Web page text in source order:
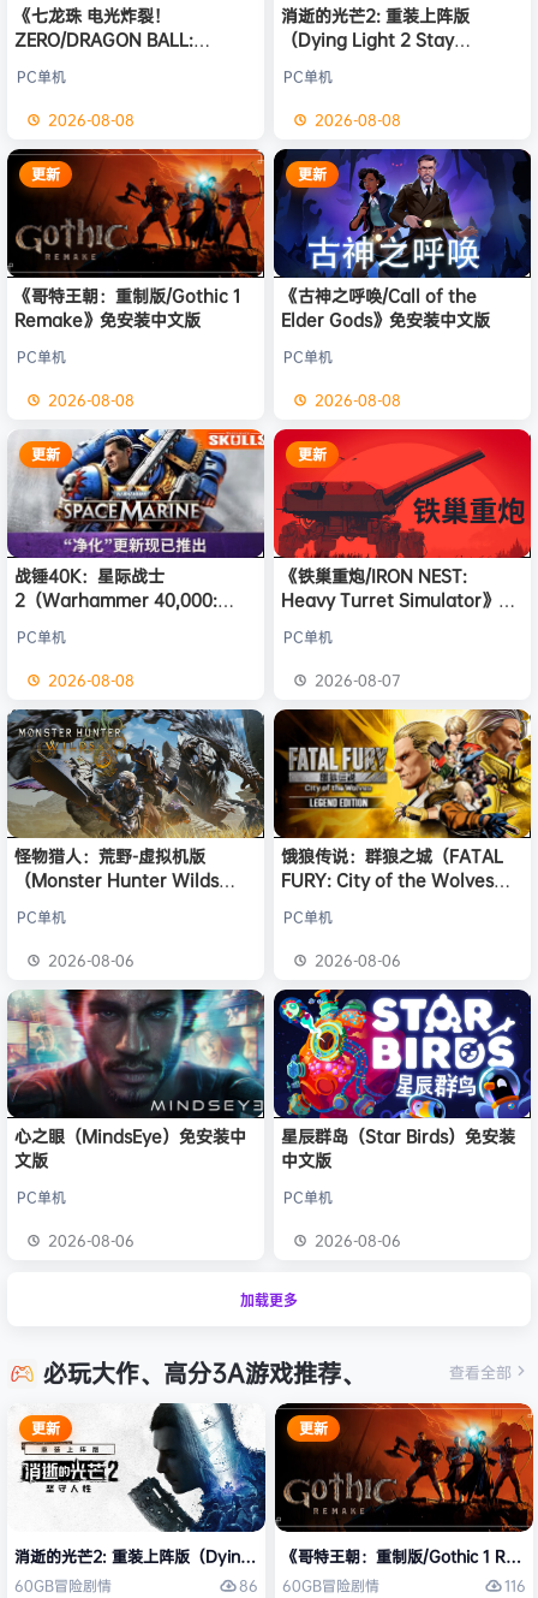
《七龙珠 电光炸裂！
ZERO/DRAGON BALL:
版
PC单机
2026-08-08
消逝的光芒2: 重装上阵版
（Dying Light 2 Stay
免安装中文版
PC单机
2026-08-08
更新
《哥特王朝：重制版/Gothic 1
Remake》免安装中文版
PC单机
2026-08-08
更新
《古神之呼唤/Call of the
Elder Gods》免安装中文版
PC单机
2026-08-08
更新
战锤40K：星际战士
2（Warhammer 40,000:
版
PC单机
2026-08-08
更新
《铁巢重炮/IRON NEST:
Heavy Turret Simulator》免
PC单机
2026-08-07
怪物猎人：荒野-虚拟机版
（Monster Hunter Wilds
PC单机
2026-08-06
饿狼传说：群狼之城（FATAL
FURY: City of the Wolves）
PC单机
2026-08-06
心之眼（MindsEye）免安装中
文版
PC单机
2026-08-06
星辰群岛（Star Birds）免安装
中文版
PC单机
2026-08-06
加载更多
必玩大作、高分3A游戏推荐、 查看全部
更新
消逝的光芒2: 重装上阵版（Dying Light 2 Stay Human: Reloaded
60GB冒险剧情
86
更新
《哥特王朝：重制版/Gothic 1
60GB冒险剧情
116